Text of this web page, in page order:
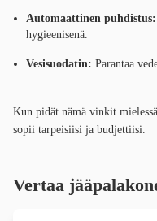
Automaattinen puhdistus:
hygieenisenä.
Vesisuodatin: Parantaa
Kun pidät nämä vinkit
sopii tarpeisiisi ja budjettiisi.
Vertaa